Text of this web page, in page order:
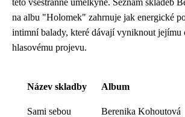
této všestranné umělkyně. Seznam skladeb
na albu "Holomek" zahrnuje jak energické
intimní balady, které dávají vyniknout jejímu
hlasovému projevu.
Název skladby Album
Sami sebou Berenika Kohoutová